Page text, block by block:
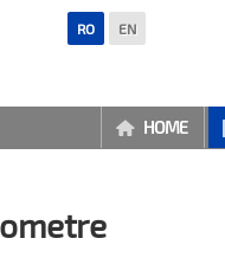
 HOME
RO EN